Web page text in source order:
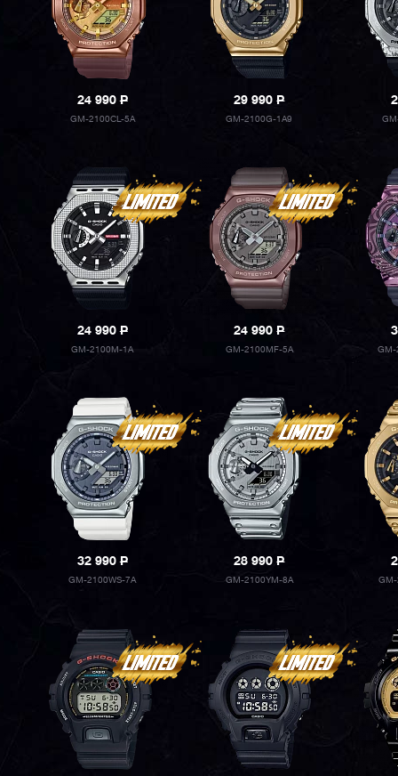
24 990P
GM-2100CL-5A
29 990P
GM-2100G-1A9
24 990P
GM-2100M-1A
24 990P
GM-2100MF-5A GM-
32 990P
GM-2100WS-7A
28 990P
GM-2100YM-8A